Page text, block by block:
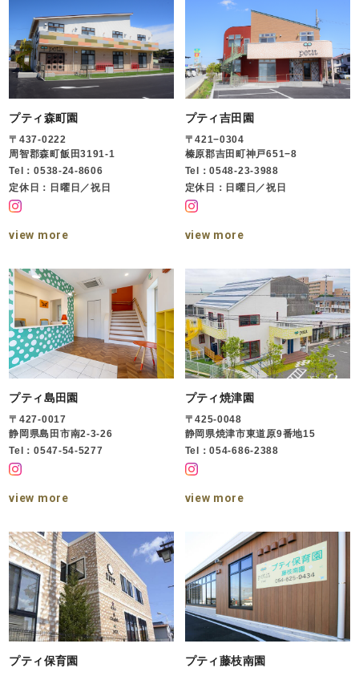
プティ森町園
〒437-0222
周智郡森町飯田3191-1
Tel：0538-24-8606
定休日：日曜日／祝日
view more
プティ吉田園
〒421−0304
榛原郡吉田町神戸651−8
Tel：0548-23-3988
定休日：日曜日／祝日
view more
プティ島田園
〒427-0017
静岡県島田市南2-3-26
Tel：0547-54-5277
view more
プティ焼津園
〒425-0048
静岡県焼津市東道原9番地15
Tel：054-686-2388
view more
プティ保育園 プティ藤枝南園